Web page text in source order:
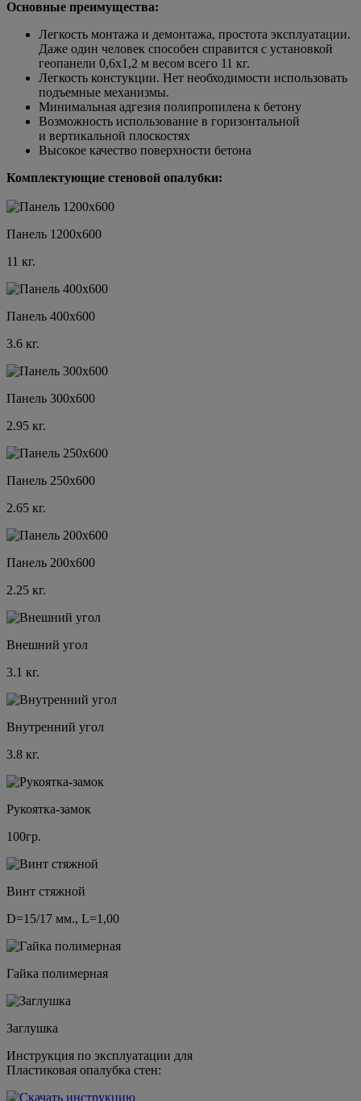
Основные преимущества:
Легкость монтажа и демонтажа, простота эксплуатации.
Даже один человек способен справится с установкой
геопанели 0,6х1,2 м весом всего 11 кг.
Легкость констукции. Нет необходимости использовать
подъемные механизмы.
Минимальная адгезия полипропилена к бетону
Возможность использование в горизонтальной
и вертикальной плоскостях
Высокое качество поверхности бетона
Комплектующие стеновой опалубки:
Панель 1200x600
11 кг.
Панель 400x600
3.6 кг.
Панель 300x600
2.95 кг.
Панель 250x600
2.65 кг.
Панель 200x600
2.25 кг.
Внешний угол
3.1 кг.
Внутренний угол
3.8 кг.
Рукоятка-замок
100гр.
Винт стяжной
D=15/17 мм., L=1,00
Гайка полимерная
Заглушка
Инструкция по эксплуатации для
Пластиковая опалубка стен: